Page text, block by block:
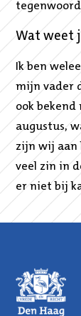
Wat weet
Ik ben
mijn vader
ook bekend
augustus,
zijn wij aan
veel zin in
er niet bij